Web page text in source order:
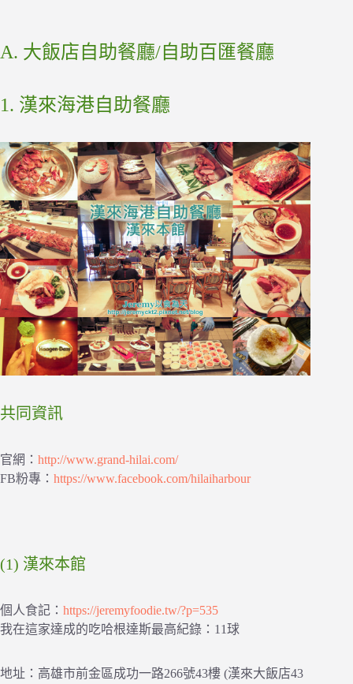
A. 大飯店自助餐廳/自助百匯餐廳
1. 漢來海港自助餐廳
共同資訊
官網： http://www.grand-hilai.com/
FB粉專： https://www.facebook.com/hilaiharbour
(1) 漢來本館
個人食記： https://jeremyfoodie.tw/?p=535
我在這家達成的吃哈根達斯最高紀錄：11球
地址：高雄市前金區成功一路266號43樓 (漢來大飯店43